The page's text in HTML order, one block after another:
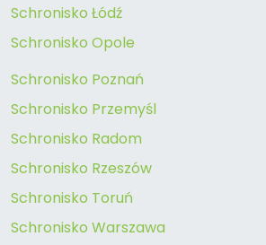
Schronisko Łódź
Schronisko Opole
Schronisko Poznań
Schronisko Przemyśl
Schronisko Radom
Schronisko Rzeszów
Schronisko Toruń
Schronisko Warszawa